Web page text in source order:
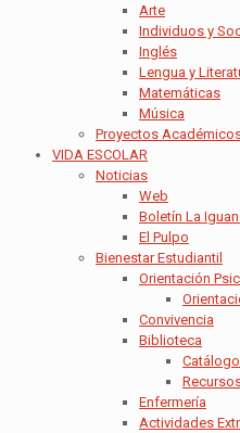
Arte
Individuos y
Inglés
Lengua y
Matemáticas
Música
Proyectos
VIDA ESCOLAR
Noticias
Web
Boletín La
El Pulpo
Bienestar Estudiantil
Orientación
Convivencia
Biblioteca
Enfermería
Actividades